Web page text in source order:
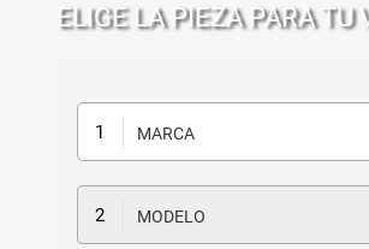
ELIGE LA PIEZA PARA TU
MARCA
MODELO